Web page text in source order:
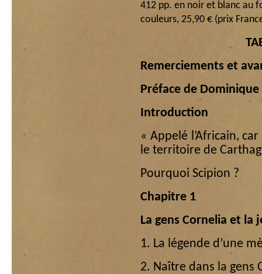
412 pp. en noir et blanc au
couleurs, 25,90 € (prix
Remerciements et
Préface de
Introduction
« Appelé l’Africain,
le territoire de
Pourquoi Scipion ?
Chapitre 1
La gens Cornelia et la
1. La légende d’une
2. Naître dans la gens